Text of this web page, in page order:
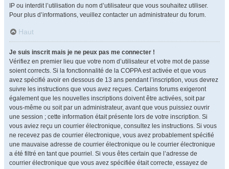
IP ou interdit l’utilisation du nom d’utilisateur que vous souhaitez utiliser.
Pour plus d’informations, veuillez contacter un administrateur du forum.
Haut
Je suis inscrit mais je ne peux pas me connecter !
Vérifiez en premier lieu que votre nom d’utilisateur et votre mot de passe
soient corrects. Si la fonctionnalité de la COPPA est activée et que vous
avez spécifié avoir en dessous de 13 ans pendant l’inscription, vous devrez
suivre les instructions que vous avez reçues. Certains forums exigeront
également que les nouvelles inscriptions doivent être activées, soit par
vous-même ou soit par un administrateur, avant que vous puissiez ouvrir
une session ; cette information était présente lors de votre inscription. Si
vous aviez reçu un courrier électronique, consultez les instructions. Si vous
ne recevez pas de courrier électronique, vous avez probablement spécifié
une mauvaise adresse de courrier électronique ou le courrier électronique
a été filtré en tant que pourriel. Si vous êtes certain que l’adresse de
courrier électronique que vous avez spécifiée était correcte, essayez de